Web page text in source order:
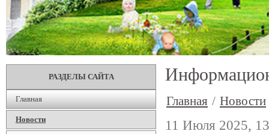
РАЗДЕЛЫ САЙТА
Главная
Новости
Главная / Новости
11 Июля 2025,